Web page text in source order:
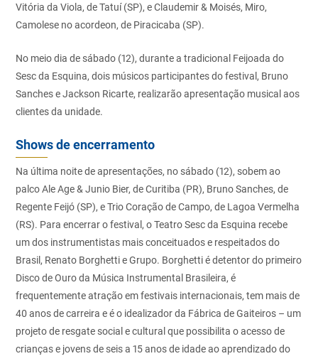
Vitória da Viola, de Tatuí (SP), e Claudemir & Moisés, Miro,
Camolese no acordeon, de Piracicaba (SP).
No meio dia de sábado (12), durante a tradicional Feijoada do
Sesc da Esquina, dois músicos participantes do festival, Bruno
Sanches e Jackson Ricarte, realizarão apresentação musical aos
clientes da unidade.
Shows de encerramento
Na última noite de apresentações, no sábado (12), sobem ao
palco Ale Age & Junio Bier, de Curitiba (PR), Bruno Sanches, de
Regente Feijó (SP), e Trio Coração de Campo, de Lagoa Vermelha
(RS). Para encerrar o festival, o Teatro Sesc da Esquina recebe
um dos instrumentistas mais conceituados e respeitados do
Brasil, Renato Borghetti e Grupo. Borghetti é detentor do primeiro
Disco de Ouro da Música Instrumental Brasileira, é
frequentemente atração em festivais internacionais, tem mais de
40 anos de carreira e é o idealizador da Fábrica de Gaiteiros – um
projeto de resgate social e cultural que possibilita o acesso de
crianças e jovens de seis a 15 anos de idade ao aprendizado do